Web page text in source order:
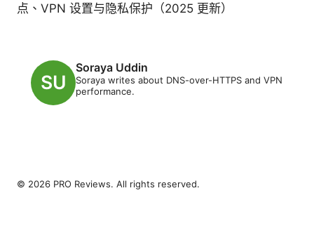
点、VPN 设置与隐私保护（2025 更新）
Soraya Uddin
Soraya writes about DNS-over-HTTPS and VPN
performance.
© 2026 PRO Reviews. All rights reserved.